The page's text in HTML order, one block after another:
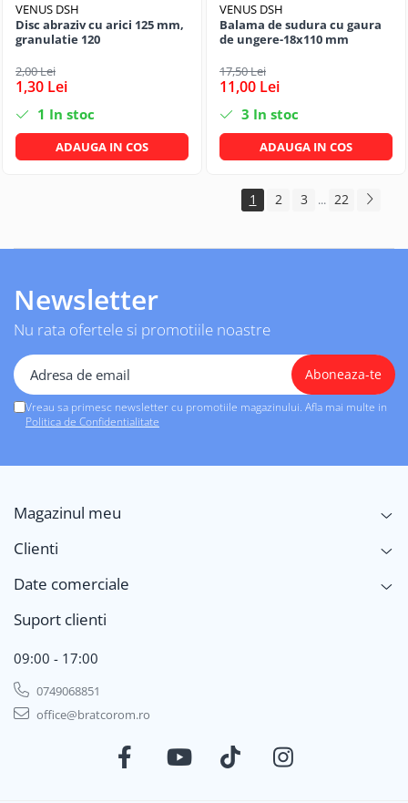
VENUS DSH
Disc abraziv cu arici 125 mm,
granulatie 120
2,00 Lei
1,30 Lei
1 In stoc
ADAUGA IN COS
VENUS DSH
Balama de sudura cu gaura
de ungere-18x110 mm
17,50 Lei
11,00 Lei
3 In stoc
ADAUGA IN COS
1 2 3 ... 22
Newsletter
Nu rata ofertele si promotiile noastre
Vreau sa primesc newsletter cu promotiile magazinului. Afla mai multe in
Politica de Confidentialitate
Magazinul meu
Clienti
Date comerciale
Suport clienti
09:00 - 17:00
0749068851
office@bratcorom.ro